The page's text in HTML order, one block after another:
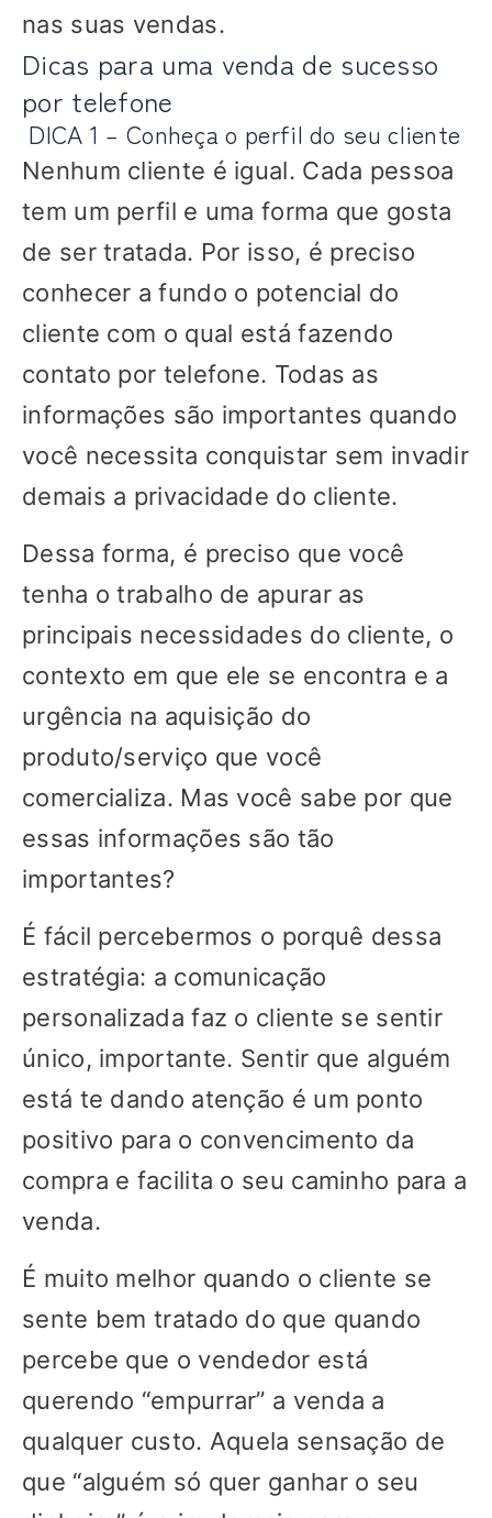
nas suas vendas.
Dicas para uma venda de sucesso
por telefone
DICA 1 – Conheça o perfil do seu cliente
Nenhum cliente é igual. Cada pessoa
tem um perfil e uma forma que gosta
de ser tratada. Por isso, é preciso
conhecer a fundo o potencial do
cliente com o qual está fazendo
contato por telefone. Todas as
informações são importantes quando
você necessita conquistar sem invadir
demais a privacidade do cliente.
Dessa forma, é preciso que você
tenha o trabalho de apurar as
principais necessidades do cliente, o
contexto em que ele se encontra e a
urgência na aquisição do
produto/serviço que você
comercializa. Mas você sabe por que
essas informações são tão
importantes?
É fácil percebermos o porquê dessa
estratégia: a comunicação
personalizada faz o cliente se sentir
único, importante. Sentir que alguém
está te dando atenção é um ponto
positivo para o convencimento da
compra e facilita o seu caminho para a
venda.
É muito melhor quando o cliente se
sente bem tratado do que quando
percebe que o vendedor está
querendo “empurrar” a venda a
qualquer custo. Aquela sensação de
que “alguém só quer ganhar o seu